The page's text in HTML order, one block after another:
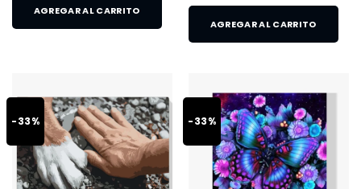
AGREGAR AL CARRITO
AGREGAR AL CARRITO
-33% -33%